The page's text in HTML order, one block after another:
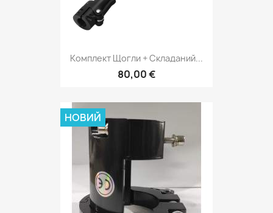
Комплект Щогли + Складаний...
80,00 €
НОВИЙ